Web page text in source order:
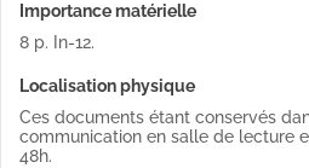
Importance matérielle
8 p. In-12.
Localisation physique
Ces documents étant conservés
communication en salle de lecture
48h.